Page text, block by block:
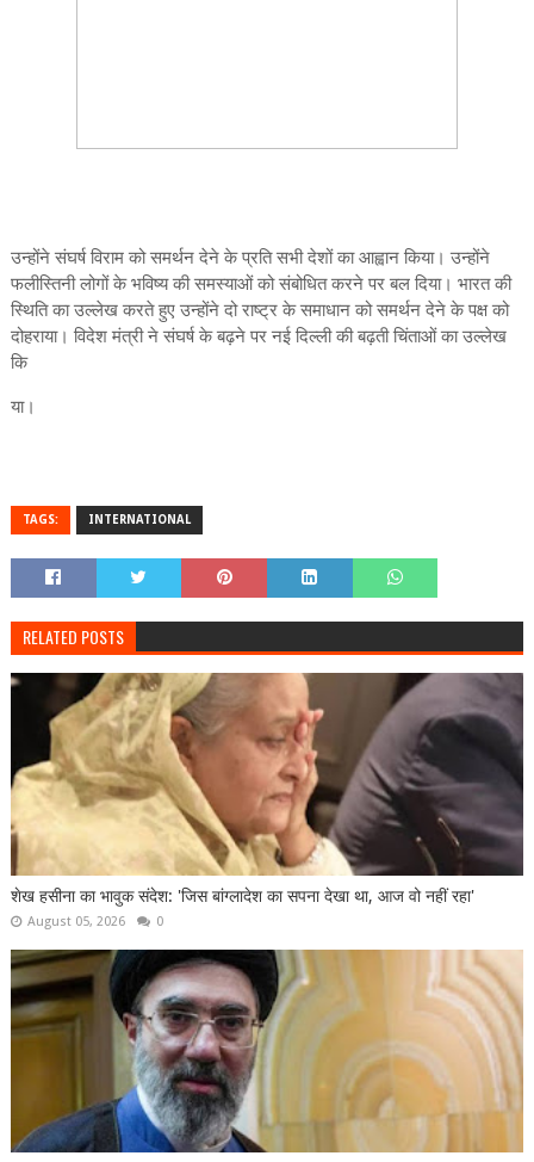
उन्‍होंने संघर्ष विराम को समर्थन देने के प्रति सभी देशों का आह्वान किया। उन्‍होंने
फलीस्‍तिनी लोगों के भविष्‍य की समस्‍याओं को संबोधित करने पर बल दिया। भारत की
स्थिति का उल्‍लेख करते हुए उन्‍होंने दो राष्‍ट्र के समाधान को समर्थन देने के पक्ष को
दोहराया। विदेश मंत्री ने संघर्ष के बढ़ने पर नई दिल्‍ली की बढ़ती चिंताओं का उल्‍लेख
कि
या।
TAGS: INTERNATIONAL
RELATED POSTS
शेख हसीना का भावुक संदेश: 'जिस बांग्लादेश का सपना देखा था, आज वो नहीं रहा'
August 05, 2026 0